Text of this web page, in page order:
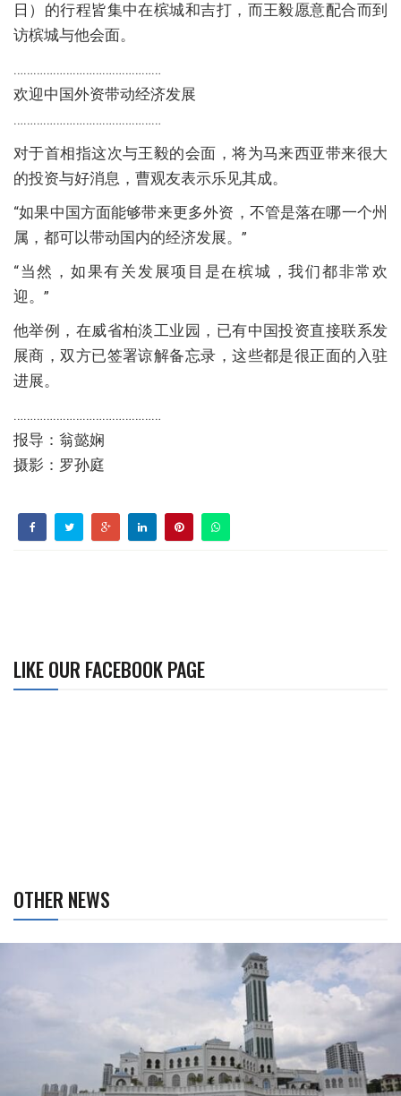
日）的行程皆集中在槟城和吉打，而王毅愿意配合而到
访槟城与他会面。
………………………………………
欢迎中国外资带动经济发展
………………………………………
对于首相指这次与王毅的会面，将为马来西亚带来很大
的投资与好消息，曹观友表示乐见其成。
“如果中国方面能够带来更多外资，不管是落在哪一个州
属，都可以带动国内的经济发展。”
“当然，如果有关发展项目是在槟城，我们都非常欢
迎。”
他举例，在威省柏淡工业园，已有中国投资直接联系发
展商，双方已签署谅解备忘录，这些都是很正面的入驻
进展。
………………………………………
报导：翁懿娴
摄影：罗孙庭
LIKE OUR FACEBOOK PAGE
OTHER NEWS